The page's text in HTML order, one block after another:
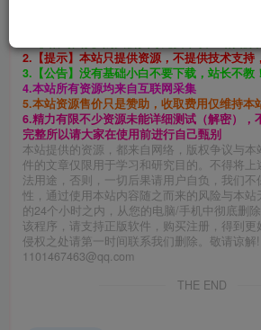
2.【提示】本站只提供资源，不提供技术支持
3.【公告】没有基础小白不要下载，站长不教
4.本站所有资源均来自互联网采集
5.本站资源售价只是赞助，收取费用仅维持本
6.精力有限不少资源未能详细测试（解密），
完整所以请大家在使用前进行自己甄别
本站提供的资源，都来自网络，版权争议与
件的文章仅限用于学习和研究目的。不得将
法用途，否则，一切后果请用户自负，我们不
性，通过使用本站内容随之而来的风险与本
的24个小时之内，从您的电脑/手机中彻底删
该程序，请支持正版软件，购买注册，得到
侵权之处请第一时间联系我们删除。敬请谅解!
1101467463@qq.com
THE END